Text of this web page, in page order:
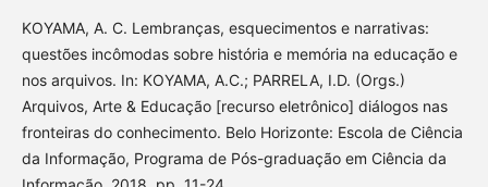
KOYAMA, A. C. Lembranças, esquecimentos e narrativas:
questões incômodas sobre história e memória na educação e
nos arquivos. In: KOYAMA, A.C.; PARRELA, I.D. (Orgs.)
Arquivos, Arte & Educação [recurso eletrônico] diálogos nas
fronteiras do conhecimento. Belo Horizonte: Escola de Ciência
da Informação, Programa de Pós-graduação em Ciência da